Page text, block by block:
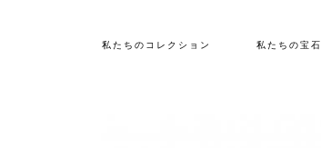
私たちのコレクション 私たちの宝石